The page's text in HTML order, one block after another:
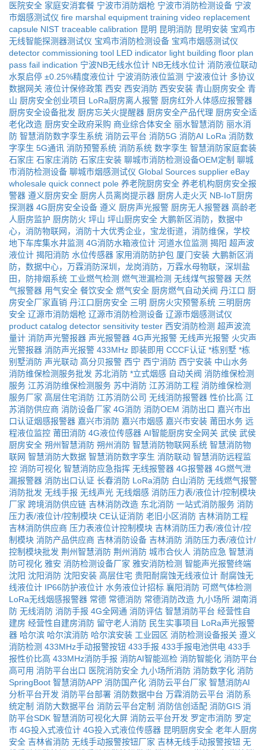
医院安全 家庭安消套餐 宁波市消防烟枪 宁波市消防检测设备 宁波
市烟感测试仪 fire marshal equipment training video replacement
capsule NIST traceable calibration 昆明 昆明消防 昆明安装 宝鸡市
无线智能探测器测试仪 宝鸡市消防检测设备 宝鸡市烟感测试仪
detector commissioning tool LED indicator light building floor plan
pass fail indication 宁波NB无线水位计 NB无线水位计 消防液位联动
水泵启停 ±0.25%精度液位计 宁波消防液位监测 宁波液位计 多协议
数据网关 液位计保修政策 西安 西安消防 西安安装 青山厨房安全 青
山 厨房安全创业项目 LoRa厨房离人报警 厨房红外人体感应报警器
厨房安全设备批发 厨房忘关火提醒器 厨房安全产品代理 厨房安全适
老化改造 厨房安全政府采购 商业综合体安全 丽水智慧消防 丽水消
防 智慧消防数字孪生系统 消防云平台 消防5G 消防AI LoRa 消防数
字孪生 5G通讯 消防预警系统 消防系统 数字孪生 智慧消防家庭套装
石家庄 石家庄消防 石家庄安装 聊城市消防检测设备OEM定制 聊城
市消防检测设备 聊城市烟感测试仪 Global Sources supplier eBay
wholesale quick connect pole 养老院厨房安全 养老机构厨房安全报
警器 遵义厨房安全 厨房人员离岗提示器 厨房人走火灭 NB-IoT厨房
探测器 4G厨房安全设备 遵义 厨房声光报警 厨房无人报警器 高龄老
人厨房监护 厨房防火 坪山 坪山厨房安全 大鹏新区消防，数据中
心，消防物联网，消防十大优秀企业，宝龙街道，消防维保，学校
地下车库集水井监测 4G消防水箱液位计 河道水位监测 揭阳 超声波
液位计 揭阳消防 水位传感器 家用消防防护包 厦门安装 大鹏新区消
防，数据中心，万霖消防深圳，龙岗消防，万霖水母物联，深圳盐
田，防排烟系统 工业燃气检测 燃气泄漏检测 无线煤气报警器 天然
气报警器 用气安全 餐饮安全 燃气安全 厨房燃气自动关阀 丹江口 厨
房安全厂家直销 丹江口厨房安全 三明 厨房火灾预警系统 三明厨房
安全 辽源市消防烟枪 辽源市消防检测设备 辽源市烟感测试仪
product catalog detector sensitivity tester 西安消防检测 超声波流
量计 消防声光警报器 声光报警器 4G声光报警 无线声光报警 火灾声
光警报器 消防声光报警 433MHz 即装即用 CCCF认证 *栋别墅 *栋
别墅消防 声光联动 高分贝报警 西宁 西宁消防 西宁安装 中山水务
消防维保检测服务批发 苏北消防 *立式烟感 自动关阀 消防维保检测
服务 江苏消防维保检测服务 苏中消防 江苏消防工程 消防维保检测
服务厂家 高层住宅消防 江苏消防公司 无线消防报警器 性价比高 江
苏消防供应商 消防设备厂家 4G消防 消防OEM 消防出口 嘉兴市出
口认证烟感报警器 嘉兴市消防 嘉兴市烟感 嘉兴市安装 莆田水务 远
程液位监控 莆田消防 4G液位传感器 AI智能厨房安全网关 武侯 武侯
厨房安全 朔州智慧消防 朔州消防 智慧消防物联网系统 智慧消防物
联网 智慧消防大数据 智慧消防数字孪生 消防联动 智慧消防远程监
控 消防可视化 智慧消防应急指挥 无线报警器 4G报警器 4G燃气泄
漏报警器 消防出口认证 长春消防 LoRa消防 白山消防 无线燃气报警
消防批发 无线手报 无线声光 无线烟感 消防压力表/液位计/控制模块
厂家 跨境消防供应链 吉林消防改造 东北消防 一站式消防服务 消防
压力表/液位计/控制模块 CE认证消防 老旧小区消防 吉林消防工程
吉林消防供应商 压力表液位计控制模块 吉林消防压力表/液位计/控
制模块 消防产品供应商 吉林消防设备 吉林消防 消防压力表/液位计/
控制模块批发 荆州智慧消防 荆州消防 城市合伙人 消防应急 智慧消
防可视化 雅安 消防检测设备厂家 雅安消防检测 智能声光报警终端
沈阳 沈阳消防 沈阳安装 高层住宅 贵阳耐腐蚀无线液位计 耐腐蚀无
线液位计 IP66防护液位计 水务液位计招标 襄阳消防 可燃气体检测
LoRa无线烟感报警器 常德 常德消防 常德消防改造 九小场所 湖南消
防 无线消防 消防手报 4G全网通 消防评估 智慧消防平台 经营性自
建房 经营性自建房消防 留守老人消防 民生实事项目 LoRa声光报警
器 哈尔滨 哈尔滨消防 哈尔滨安装 工业园区 消防检测设备报关 遵义
消防检测 433MHz手动报警按钮 433手报 433手报电池供电 433手
报性价比高 433MHz消防手报 消防AI智能巡检 消防智能化 消防平台
高可用 消防平台出口 医院消防安全 九小场所消防 消防数字化 消防
SpringBoot 智慧消防APP 消防国产化 消防云平台厂家 智慧消防AI
分析平台开发 消防平台部署 消防数据中台 万霖消防云平台 消防系
统定制 消防大数据平台 消防云平台定制 消防信创适配 消防GIS 消
防平台SDK 智慧消防可视化大屏 消防云平台开发 罗定市消防 罗定
市 4G投入式液位计 4G投入式液位传感器 昆明厨房安全 老年人厨房
安全 吉林省消防 无线手动报警按钮厂家 吉林无线手动报警按钮 无